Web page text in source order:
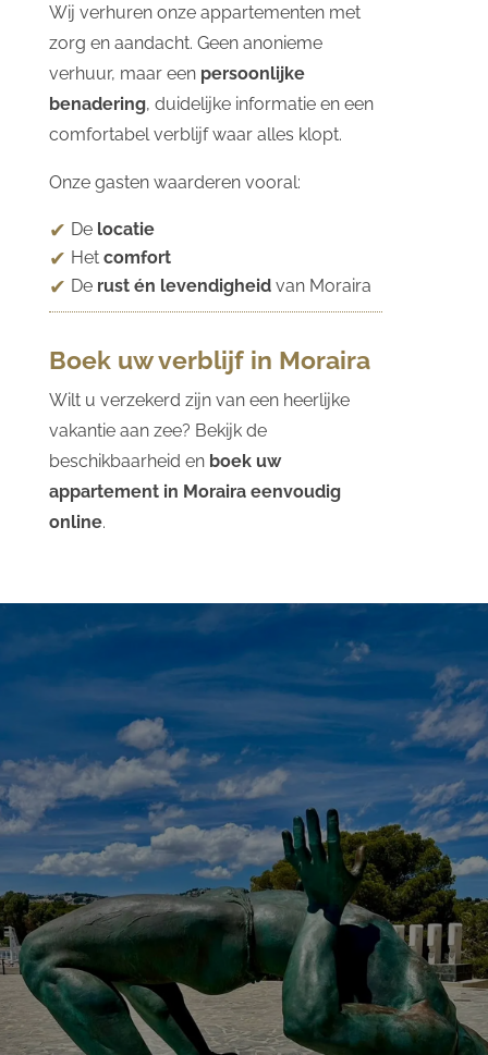
Wij verhuren onze appartementen met
zorg en aandacht. Geen anonieme
verhuur, maar een persoonlijke
benadering, duidelijke informatie en een
comfortabel verblijf waar alles klopt.
Onze gasten waarderen vooral:
De locatie
Het comfort
De rust én levendigheidvan Moraira
Boek uw verblijf in Moraira
Wilt u verzekerd zijn van een heerlijke
vakantie aan zee? Bekijk de
beschikbaarheid en boek uw
appartement in Moraira eenvoudig
online.